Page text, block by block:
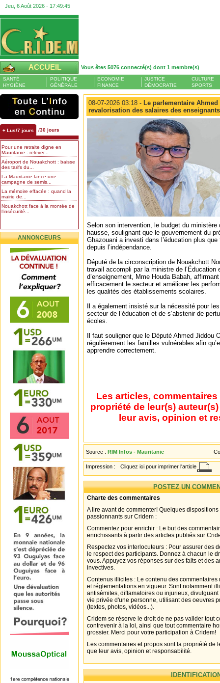
Jeu, 6 Août 2026 - 17:49:46
ACCUEIL Vous êtes 5076 connecté(s) dont 1 membre(s)
SANTÉ
HYGIÈNE
POLITIQUE
GÉNÉRALE
ECONOMIE
FINANCE
JUSTICE
DÉMOCRATIE
CULTURE
SPORTS
+ Lus/7 jours /30 jours
Pour une retraite digne en
Mauritanie : relever...
Aéroport de Nouakchott : baisse
des tarifs du...
La Mauritanie lance une
campagne de semis...
La mémoire effacée : quand la
mairie de...
Nouakchott face à la montée de
l’insécurité...
ANNONCEURS
08-07-2026 03:18 - Le parlementaire
revalorisation des salaires des enseignants
Selon son intervention, le budget du ministère
hausse, soulignant que le gouvernement du
Ghazouani a investi dans l’éducation plus
depuis l’indépendance.
Député de la circonscription de Nouakchott
travail accompli par la ministre de
d’enseignement, Mme Houda Babah,
efficacement le secteur et améliorer les
les qualités des établissements scolaires.
Il a également insisté sur la nécessité pour
secteur de l’éducation et de s’abstenir de
écoles.
Il faut souligner que le Député Ahmed Jiddou
régulièrement les familles vulnérables afin
apprendre correctement.
Les articles,
propriété de leur(s)
leur avis, opinion et
Source : RIM Infos - Mauritanie
Impression : Cliquez ici pour imprimer l'article
POSTEZ UN
Charte des commentaires
A lire avant de commenter! Quelques
passionnants sur Cridem :
Commentez pour enrichir : Le but des
enrichissants à partir des articles publiés sur
Respectez vos interlocuteurs : Pour assurer des
le respect des participants. Donnez à chacun le
vous. Appuyez vos réponses sur des faits et des
invectives.
Contenus illicites : Le contenu des
et réglementations en vigueur. Sont notamment
antisémites, diffamatoires ou injurieux,
vie privée d'une personne, utilisant des oeuvres
(textes, photos, vidéos...).
Cridem se réserve le droit de ne pas valider tout
contrevenir à la loi, ainsi que tout commentaire
grossier. Merci pour votre participation à Cridem!
Les commentaires et propos sont la propriété de
que leur avis, opinion et responsabilité.